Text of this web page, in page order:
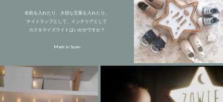
名前を入れたり、大切な言葉を入れたり。
ナイトランプとして、インテリアとして
カスタマイズライトはいかがですか？
Made in Spain